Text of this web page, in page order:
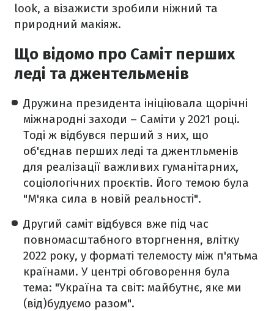
look, а візажисти зробили ніжний та
природний макіяж.
Що відомо про Саміт перших
леді та джентельменів
Дружина президента ініціювала щорічні
міжнародні заходи – Саміти у 2021 році.
Тоді ж відбувся перший з них, що
об'єднав перших леді та джентльменів
для реалізації важливих гуманітарних,
соціологічних проєктів. Його темою була
"М'яка сила в новій реальності".
Другий саміт відбувся вже під час
повномасштабного вторгнення, влітку
2022 року, у форматі телемосту між п'ятьма
країнами. У центрі обговорення була
тема: "Україна та світ: майбутнє, яке ми
(від)будуємо разом".